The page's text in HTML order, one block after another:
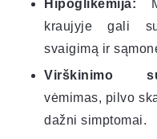
Hipoglikemija:
kraujyje gali
svaigimą ir
Virškinimo
vėmimas, pilvo
dažni simptomai.